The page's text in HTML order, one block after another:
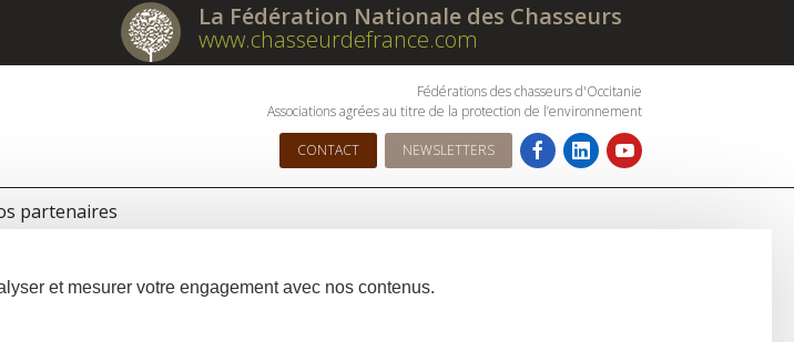
La Fédération Nationale des Chasseurs
www.chasseurdefrance.com
Fédérations des chasseurs d'Occitanie
Associations agrées au titre de la protection de l’environnement
CONTACT NEWSLETTERS
partenaires
et mesurer votre engagement avec nos contenus.